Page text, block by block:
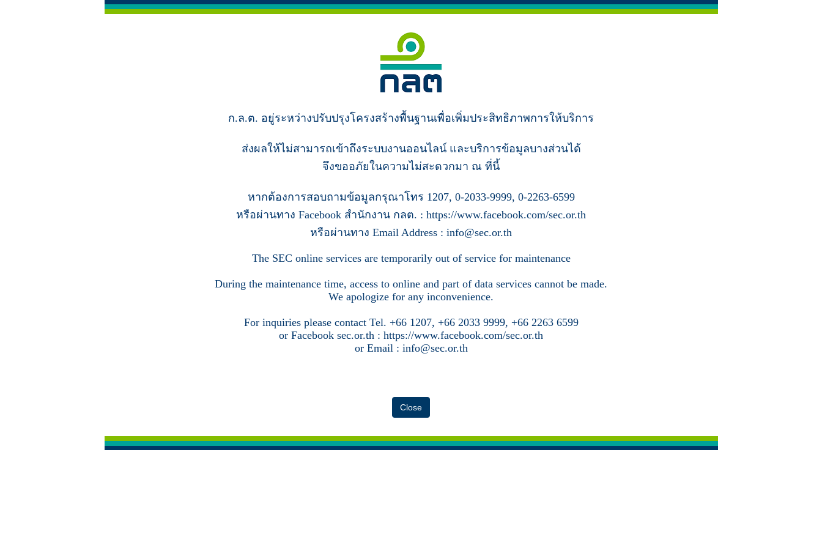
ก.ล.ต. อยู่ระหว่างปรับปรุงโครงสร้างพื้นฐานเพื่อเพิ่มประสิทธิภาพการให้บริการ
ส่งผลให้ไม่สามารถเข้าถึงระบบงานออนไลน์ และบริการข้อมูลบางส่วนได้
จึงขออภัยในความไม่สะดวกมา ณ ที่นี้
หากต้องการสอบถามข้อมูลกรุณาโทร 1207, 0-2033-9999, 0-2263-6599
หรือผ่านทาง Facebook สำนักงาน กลต. : https://www.facebook.com/sec.or.th
หรือผ่านทาง Email Address : info@sec.or.th
The SEC online services are temporarily out of service for maintenance
During the maintenance time, access to online and part of data services cannot be made.
We apologize for any inconvenience.
For inquiries please contact Tel. +66 1207, +66 2033 9999, +66 2263 6599
or Facebook sec.or.th : https://www.facebook.com/sec.or.th
or Email : info@sec.or.th